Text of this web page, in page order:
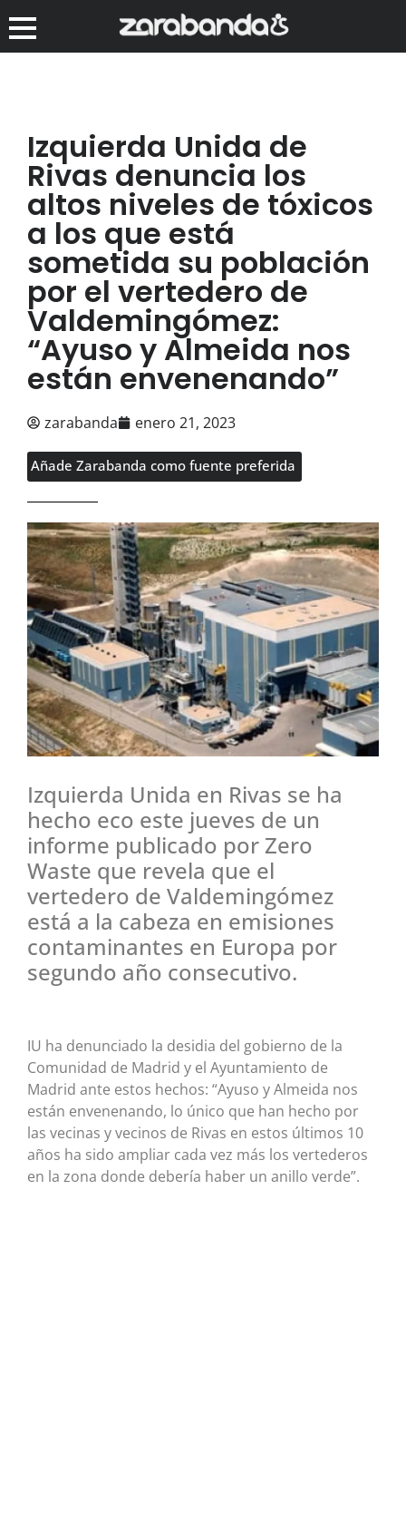
Izquierda Unida de
Rivas denuncia los
altos niveles de tóxicos
a los que está
sometida su población
por el vertedero de
Valdemingómez:
“Ayuso y Almeida nos
están envenenando”
zarabanda enero 21, 2023
Añade Zarabanda como fuente preferida
Izquierda Unida en Rivas se ha
hecho eco este jueves de un
informe publicado por Zero
Waste que revela que el
vertedero de Valdemingómez
está a la cabeza en emisiones
contaminantes en Europa por
segundo año consecutivo.
IU ha denunciado la desidia del gobierno de la
Comunidad de Madrid y el Ayuntamiento de
Madrid ante estos hechos: “Ayuso y Almeida nos
están envenenando, lo único que han hecho por
las vecinas y vecinos de Rivas en estos últimos 10
años ha sido ampliar cada vez más los vertederos
en la zona donde debería haber un anillo verde”.